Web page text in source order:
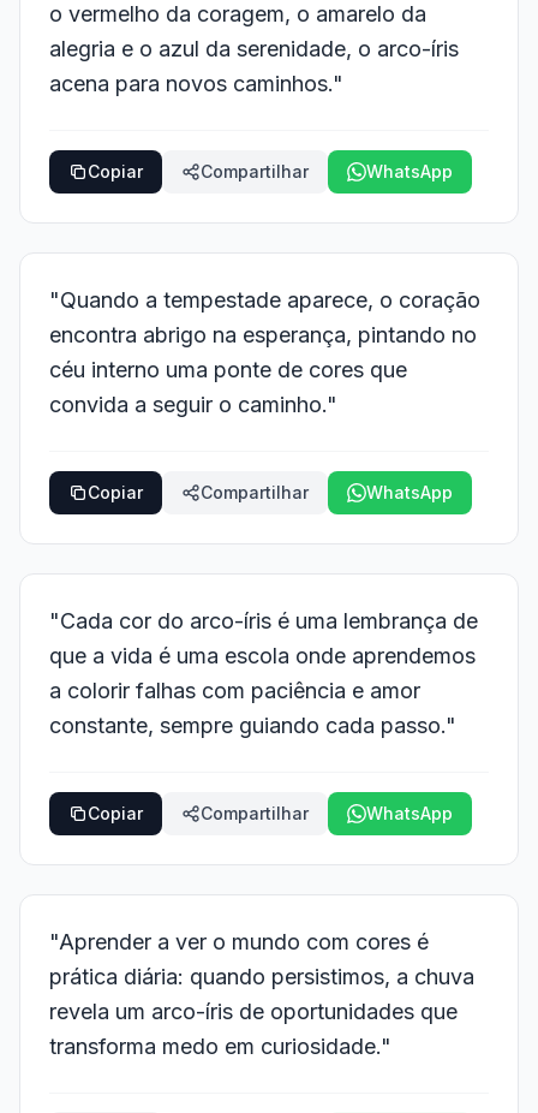
o vermelho da coragem, o amarelo da
alegria e o azul da serenidade, o arco-íris
acena para novos caminhos."
Copiar Compartilhar WhatsApp
"Quando a tempestade aparece, o coração
encontra abrigo na esperança, pintando no
céu interno uma ponte de cores que
convida a seguir o caminho."
Copiar Compartilhar WhatsApp
"Cada cor do arco-íris é uma lembrança de
que a vida é uma escola onde aprendemos
a colorir falhas com paciência e amor
constante, sempre guiando cada passo."
Copiar Compartilhar WhatsApp
"Aprender a ver o mundo com cores é
prática diária: quando persistimos, a chuva
revela um arco-íris de oportunidades que
transforma medo em curiosidade."